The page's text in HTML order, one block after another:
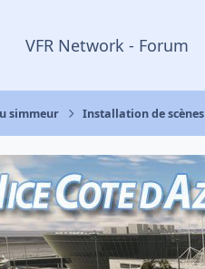
VFR Network - Forum
simmeur Installation de scènes